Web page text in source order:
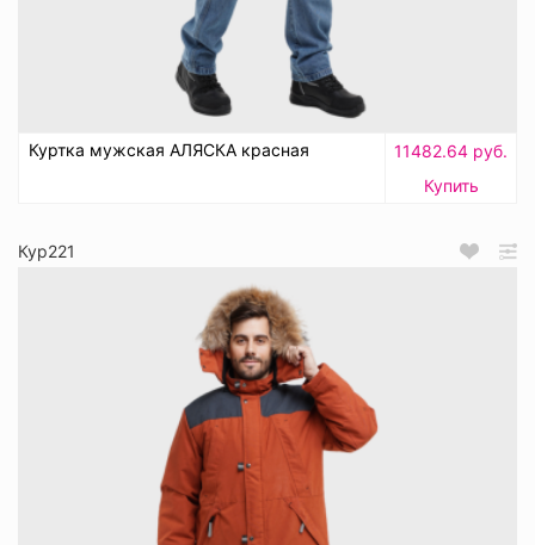
Куртка мужская АЛЯСКА красная
11482.64 руб.
Купить
Кур221